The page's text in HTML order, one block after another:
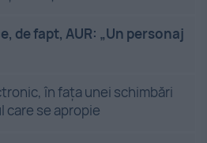
de fapt, AUR: „Un personaj
în fața unei schimbări
care se apropie